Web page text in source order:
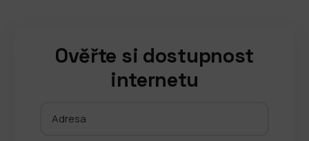
Ověřte si dostupnost
internetu